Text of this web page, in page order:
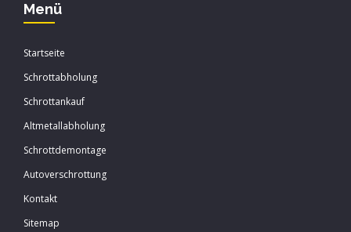
Menü
Startseite
Schrottabholung
Schrottankauf
Altmetallabholung
Schrottdemontage
Autoverschrottung
Kontakt
Sitemap